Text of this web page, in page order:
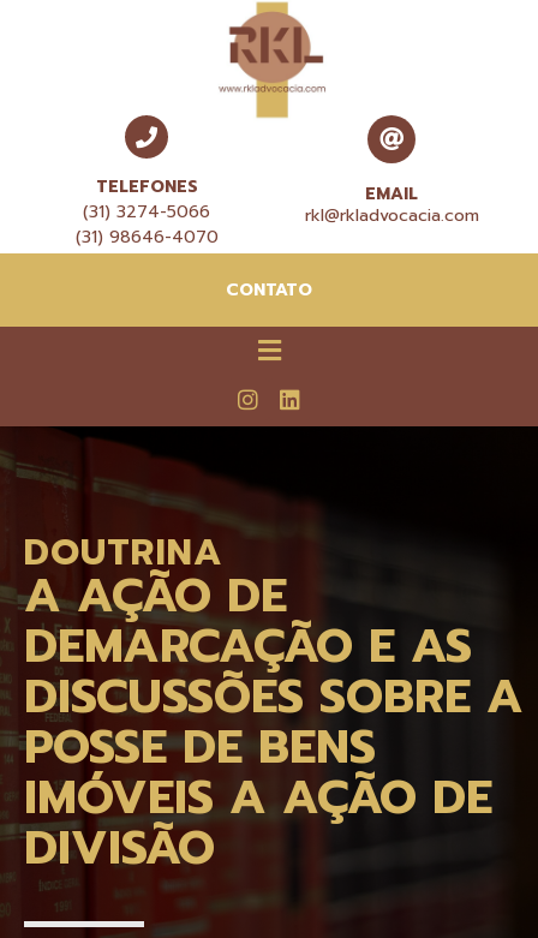
TELEFONES
(31) 3274-5066
(31) 98646-4070
EMAIL
rkl@rkladvocacia.com
CONTATO
DOUTRINA
A AÇÃO DE
DEMARCAÇÃO E AS
DISCUSSÕES SOBRE A
POSSE DE BENS
IMÓVEIS A AÇÃO DE
DIVISÃO